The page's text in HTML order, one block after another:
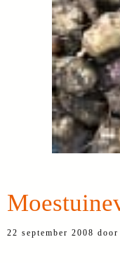
22 september 2008 door